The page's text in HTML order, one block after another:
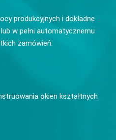
produkcyjnych i dokładne
w pełni automatycznemu
zamówień.
okien kształtnych